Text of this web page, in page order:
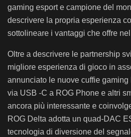
gaming esport e campione del
descrivere la propria esperienza
sottolineare i vantaggi che offre
Oltre a descrivere le partnership
migliore esperienza di gioco in
annunciato le nuove cuffie gaming
via USB -C a ROG Phone e altri
ancora più interessante e
ROG Delta adotta un quad-DAC
tecnologia di diversione del